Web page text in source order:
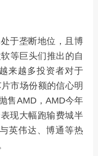
于垄断地位，且博
等巨头们推出的自
来越多投资者对于
市场份额的信心明
售AMD，AMD今年
现大幅跑输费城半
英伟达、博通等热